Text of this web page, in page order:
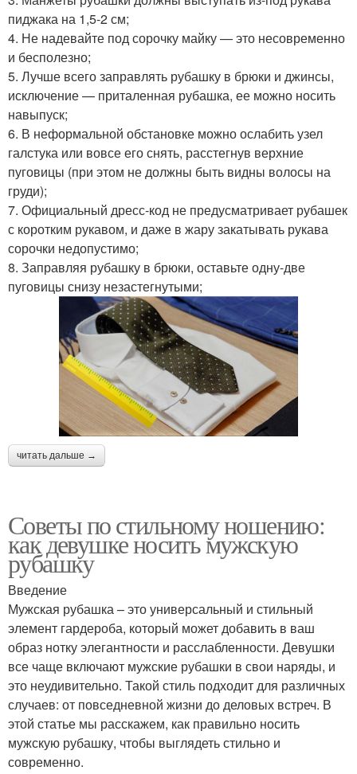
пиджака на 1,5-2 см;
4. Не надевайте под сорочку майку — это несовременно
и бесполезно;
5. Лучше всего заправлять рубашку в брюки и джинсы,
исключение — приталенная рубашка, ее можно носить
навыпуск;
6. В неформальной обстановке можно ослабить узел
галстука или вовсе его снять, расстегнув верхние
пуговицы (при этом не должны быть видны волосы на
груди);
7. Официальный дресс-код не предусматривает рубашек
с коротким рукавом, и даже в жару закатывать рукава
сорочки недопустимо;
8. Заправляя рубашку в брюки, оставьте одну-две
пуговицы снизу незастегнутыми;
читать дальше →
Советы по стильному ношению:
как девушке носить мужскую
рубашку
Введение
Мужская рубашка – это универсальный и стильный
элемент гардероба, который может добавить в ваш
образ нотку элегантности и расслабленности. Девушки
все чаще включают мужские рубашки в свои наряды, и
это неудивительно. Такой стиль подходит для различных
случаев: от повседневной жизни до деловых встреч. В
этой статье мы расскажем, как правильно носить
мужскую рубашку, чтобы выглядеть стильно и
современно.